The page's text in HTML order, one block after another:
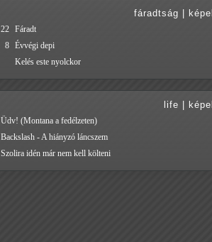
fáradtság
22 Fáradt
8 Évvégi depi
Kelés este nyolckor
life
Üdv! (Montana a fedélzeten)
Backslash - A hiányzó láncszem
Szolira idén már nem kell költeni